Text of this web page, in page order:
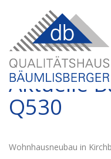
Aktuelle
Q530
Wohnhausneubau in